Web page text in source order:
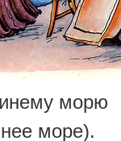
морю
море).